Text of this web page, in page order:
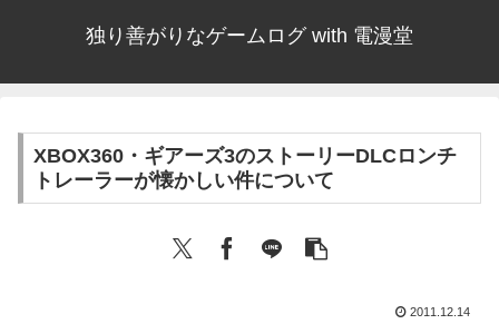
独り善がりなゲームログ with 電漫堂
XBOX360・ギアーズ3のストーリーDLCロンチ
トレーラーが懐かしい件について
2011.12.14